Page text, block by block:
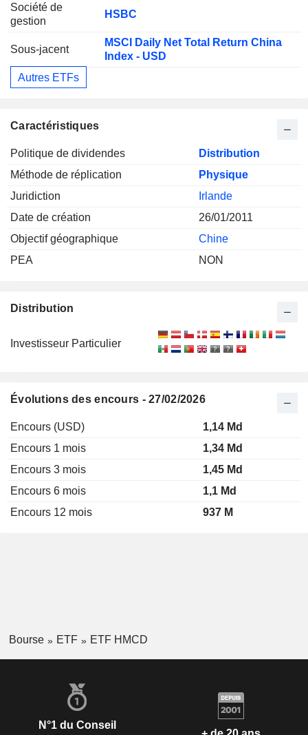
Société de
gestion
HSBC
Sous-jacent
MSCI Daily Net Total Return China
Index - USD
Autres ETFs
Caractéristiques
Politique de dividendes
Distribution
Méthode de réplication
Physique
Juridiction
Irlande
Date de création
26/01/2011
Objectif géographique
Chine
PEA
NON
Distribution
Investisseur Particulier
Évolutions des encours - 27/02/2026
Encours (USD)
1,14 Md
Encours 1 mois
1,34 Md
Encours 3 mois
1,45 Md
Encours 6 mois
1,1 Md
Encours 12 mois
937 M
Bourse ETF ETF HMCD
N°1 du Conseil